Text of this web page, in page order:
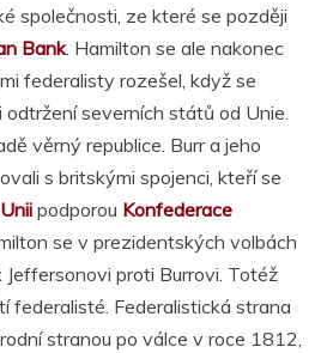
společnosti, ze které se později
Bank. Hamilton se ale nakonec
federalisty rozešel, když se
severních států od Unie.
věrný republice. Burr a jeho
s britskými spojenci, kteří se
Unii podporou Konfederace
se v prezidentských volbách
proti Burrovi. Totéž
federalisté. Federalistická strana
stranou po válce v roce 1812,